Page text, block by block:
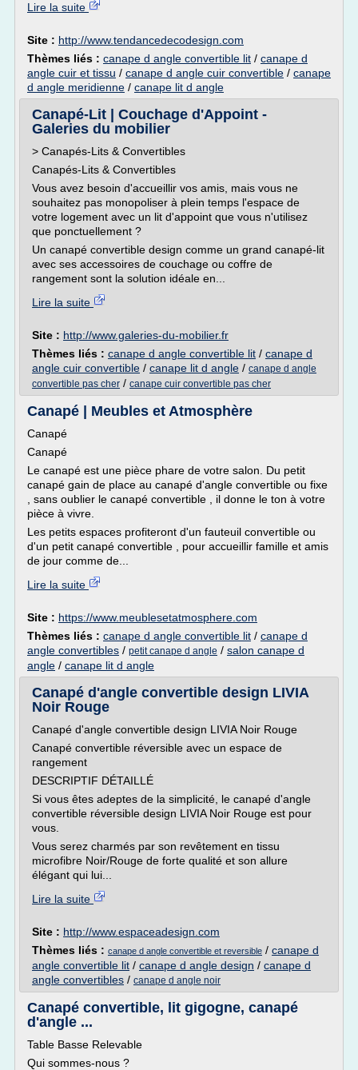
Lire la suite
Site : http://www.tendancedecodesign.com
Thèmes liés : canape d angle convertible lit / canape d
angle cuir et tissu / canape d angle cuir convertible / canape
d angle meridienne / canape lit d angle
Canapé-Lit | Couchage d'Appoint -
Galeries du mobilier
> Canapés-Lits & Convertibles
Canapés-Lits & Convertibles
Vous avez besoin d'accueillir vos amis, mais vous ne
souhaitez pas monopoliser à plein temps l'espace de
votre logement avec un lit d'appoint que vous n'utilisez
que ponctuellement ?
Un canapé convertible design comme un grand canapé-lit
avec ses accessoires de couchage ou coffre de
rangement sont la solution idéale en...
Lire la suite
Site : http://www.galeries-du-mobilier.fr
Thèmes liés : canape d angle convertible lit / canape d
angle cuir convertible / canape lit d angle / canape d angle
convertible pas cher / canape cuir convertible pas cher
Canapé | Meubles et Atmosphère
Canapé
Canapé
Le canapé est une pièce phare de votre salon. Du petit
canapé gain de place au canapé d'angle convertible ou fixe
, sans oublier le canapé convertible , il donne le ton à votre
pièce à vivre.
Les petits espaces profiteront d'un fauteuil convertible ou
d'un petit canapé convertible , pour accueillir famille et amis
de jour comme de...
Lire la suite
Site : https://www.meublesetatmosphere.com
Thèmes liés : canape d angle convertible lit / canape d
angle convertibles / petit canape d angle / salon canape d
angle / canape lit d angle
Canapé d'angle convertible design LIVIA
Noir Rouge
Canapé d'angle convertible design LIVIA Noir Rouge
Canapé convertible réversible avec un espace de
rangement
DESCRIPTIF DÉTAILLÉ
Si vous êtes adeptes de la simplicité, le canapé d'angle
convertible réversible design LIVIA Noir Rouge est pour
vous.
Vous serez charmés par son revêtement en tissu
microfibre Noir/Rouge de forte qualité et son allure
élégant qui lui...
Lire la suite
Site : http://www.espaceadesign.com
Thèmes liés : canape d angle convertible et reversible / canape d
angle convertible lit / canape d angle design / canape d
angle convertibles / canape d angle noir
Canapé convertible, lit gigogne, canapé
d'angle ...
Table Basse Relevable
Qui sommes-nous ?